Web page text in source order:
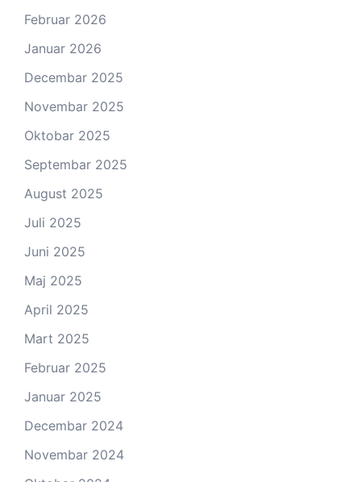
Februar 2026
Januar 2026
Decembar 2025
Novembar 2025
Oktobar 2025
Septembar 2025
August 2025
Juli 2025
Juni 2025
Maj 2025
April 2025
Mart 2025
Februar 2025
Januar 2025
Decembar 2024
Novembar 2024